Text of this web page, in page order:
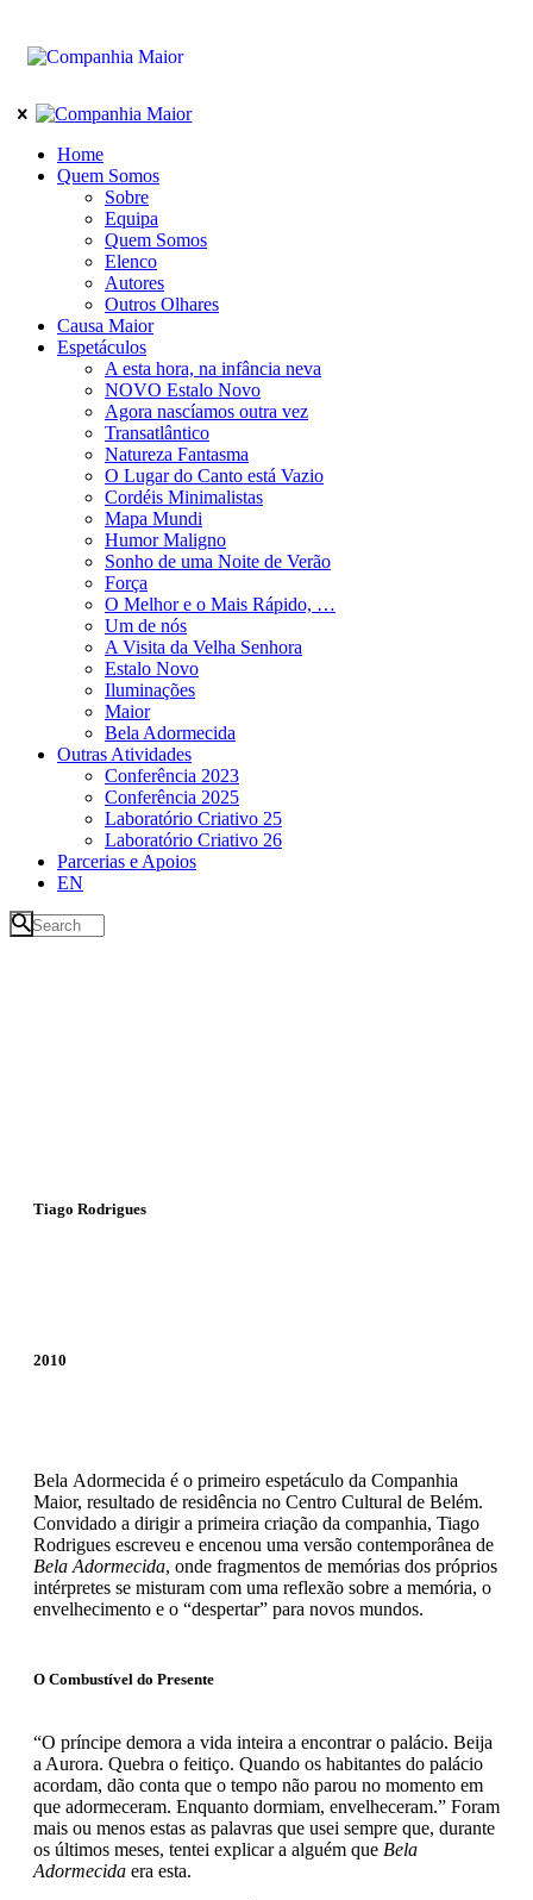
Home
Quem Somos
Sobre
Equipa
Quem Somos
Elenco
Autores
Outros Olhares
Causa Maior
Espetáculos
A esta hora, na infância neva
NOVO Estalo Novo
Agora nascíamos outra vez
Transatlântico
Natureza Fantasma
O Lugar do Canto está Vazio
Cordéis Minimalistas
Mapa Mundi
Humor Maligno
Sonho de uma Noite de Verão
Força
O Melhor e o Mais Rápido, …
Um de nós
A Visita da Velha Senhora
Estalo Novo
Iluminações
Maior
Bela Adormecida
Outras Atividades
Conferência 2023
Conferência 2025
Laboratório Criativo 25
Laboratório Criativo 26
Parcerias e Apoios
EN
Tiago Rodrigues
2010
Bela Adormecida é o primeiro espetáculo da Companhia
Maior, resultado de residência no Centro Cultural de Belém.
Convidado a dirigir a primeira criação da companhia, Tiago
Rodrigues escreveu e encenou uma versão contemporânea de
Bela Adormecida, onde fragmentos de memórias dos próprios
intérpretes se misturam com uma reflexão sobre a memória, o
envelhecimento e o “despertar” para novos mundos.
O Combustível do Presente
“O príncipe demora a vida inteira a encontrar o palácio. Beija
a Aurora. Quebra o feitiço. Quando os habitantes do palácio
acordam, dão conta que o tempo não parou no momento em
que adormeceram. Enquanto dormiam, envelheceram.” Foram
mais ou menos estas as palavras que usei sempre que, durante
os últimos meses, tentei explicar a alguém que Bela
Adormecida era esta.